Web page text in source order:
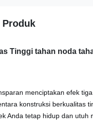
Tinggi tahan noda
menciptakan efek
konstruksi berkualitas
Anda tetap hidup dan